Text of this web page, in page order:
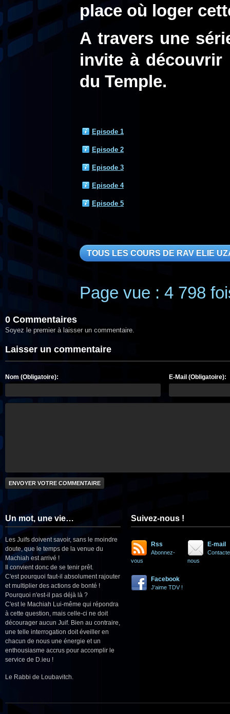
place où loger
A travers une
invite à découvrir
du Temple.
Episode 1
Episode 2
Episode 3
Episode 4
Episode 5
TOUS LES COURS DE RAV ELIE
Page vue : 4 798
0 Commentaires
Soyez le premier à laisser un commentaire.
Laisser un commentaire
Nom (Obligatoire): E-Mail (Obligatoire):
Un mot, une vie…
Les Juifs doivent savoir, sans le moindre
doute, que le temps de la venue du
Machiah est arrivé !
Il convient donc de se tenir prêt.
C'est pourquoi faut-il absolument rajouter
et multiplier des actions de bonté !
Pourquoi n'est-il pas déjà là ?
C'est le Machiah Lui-même qui répondra
à cette question, mais celle-ci ne doit
décourager aucun Juif. Bien au contraire,
une telle interrogation doit éveiller en
chacun de nous une énergie et un
enthousiasme accrus pour accomplir le
service de D.ieu !
Le Rabbi de Loubavitch.
Suivez-nous !
Rss
Abonnez-
vous
E-mail
nous
Facebook
J'aime TDV !